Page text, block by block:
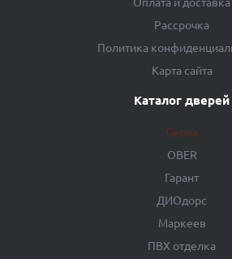
Оплата и доставка
Рассрочка
Политика
Карта сайта
Каталог дверей
Geona
OBER
Гарант
ДИОдорс
Маркеев
ПВХ отделка